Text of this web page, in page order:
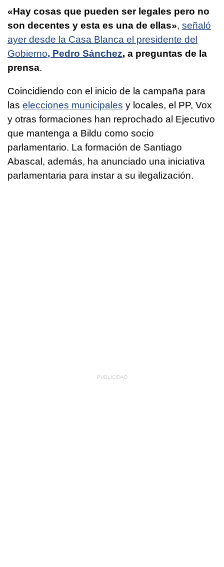
«Hay cosas que pueden ser legales pero no
son decentes y esta es una de ellas», señaló
ayer desde la Casa Blanca el presidente del
Gobierno, Pedro Sánchez, a preguntas de la
prensa.
Coincidiendo con el inicio de la campaña para
las elecciones municipales y locales, el PP, Vox
y otras formaciones han reprochado al Ejecutivo
que mantenga a Bildu como socio
parlamentario. La formación de Santiago
Abascal, además, ha anunciado una iniciativa
parlamentaria para instar a su ilegalización.